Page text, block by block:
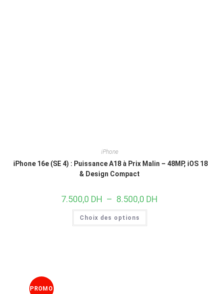
iPhone
iPhone 16e (SE 4) : Puissance A18 à Prix Malin – 48MP, iOS 18
& Design Compact
7.500,0 DH – 8.500,0 DH
Choix des options
PROMO